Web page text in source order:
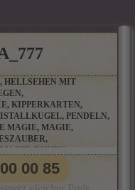
HELLSEHEN MIT
KIPPERKARTEN,
PENDELN,
MAGIE, M
S
RUNEN, P
SALAMIN-O
UND VIELE WEITERE O
00 85